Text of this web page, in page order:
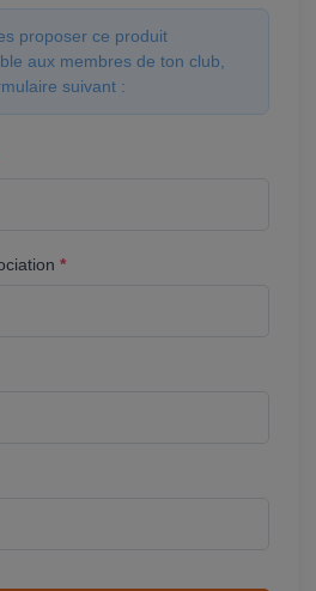
proposer ce produit
aux membres de ton club,
suivant :
*